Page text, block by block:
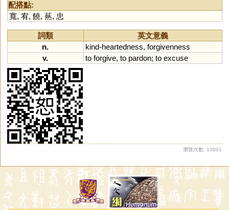
配搭點:
寬, 宥, 饒, 爇, 忠
詞類
英文意義
n.
kind-heartedness, forgivenness
v.
to forgive, to pardon; to excuse
瀏覽次數: 13801